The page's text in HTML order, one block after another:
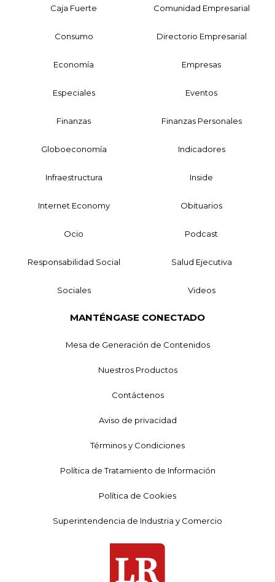
Caja Fuerte Comunidad Empresarial
Consumo Directorio Empresarial
Economía Empresas
Especiales Eventos
Finanzas Finanzas Personales
Globoeconomía Indicadores
Infraestructura Inside
Internet Economy Obituarios
Ocio Podcast
Responsabilidad Social Salud Ejecutiva
Sociales Videos
MANTÉNGASE CONECTADO
Mesa de Generación de Contenidos
Nuestros Productos
Contáctenos
Aviso de privacidad
Términos y Condiciones
Política de Tratamiento de Información
Política de Cookies
Superintendencia de Industria y Comercio